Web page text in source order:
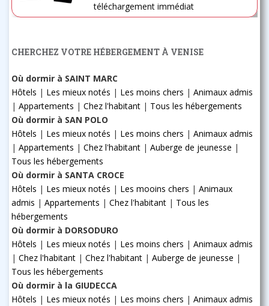
téléchargement immédiat
CHERCHEZ VOTRE HÉBERGEMENT À VENISE
Où dormir à SAINT MARC
Hôtels | Les mieux notés | Les moins chers | Animaux admis
| Appartements | Chez l'habitant | Tous les hébergements
Où dormir à SAN POLO
Hôtels | Les mieux notés | Les moins chers | Animaux admis
| Appartements | Chez l'habitant | Auberge de jeunesse |
Tous les hébergements
Où dormir à SANTA CROCE
Hôtels | Les mieux notés | Les mooins chers | Animaux
admis | Appartements | Chez l'habitant | Tous les
hébergements
Où dormir à DORSODURO
Hôtels | Les mieux notés | Les moins chers | Animaux admis
| Chez l'habitant | Chez l'habitant | Auberge de jeunesse |
Tous les hébergements
Où dormir à la GIUDECCA
Hôtels | Les mieux notés | Les moins chers | Animaux admis